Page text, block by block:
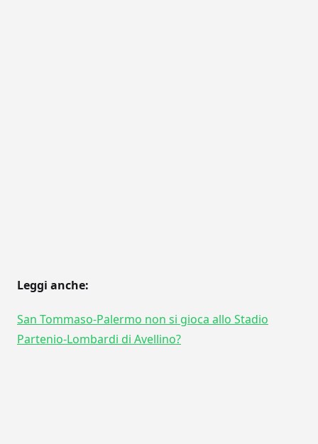
Leggi anche:
San Tommaso-Palermo non si gioca allo Stadio
Partenio-Lombardi di Avellino?